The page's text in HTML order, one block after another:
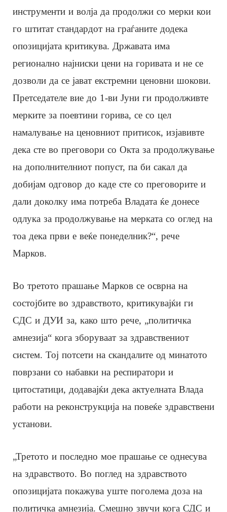
инструменти и волја да продолжи со мерки кои
го штитат стандардот на граѓаните додека
опозицијата критикува. Државата има
регионално најниски цени на горивата и не се
дозволи да се јават екстремни ценовни шокови.
Претседателе вие до 1-ви Јуни ги продолживте
мерките за поевтини горива, се со цел
намалување на ценовниот притисок, изјавивте
дека сте во преговори со Окта за продолжување
на дополнителниот попуст, па би сакал да
добијам одговор до каде сте со преговорите и
дали доколку има потреба Владата ќе донесе
одлука за продолжување на мерката со оглед на
тоа дека први е веќе понеделник?“, рече
Марков.
Во третото прашање Марков се осврна на
состојбите во здравството, критикувајќи ги
СДС и ДУИ за, како што рече, „политичка
амнезија“ кога зборуваат за здравствениот
систем. Тој потсети на скандалите од минатото
поврзани со набавки на респиратори и
цитостатици, додавајќи дека актуелната Влада
работи на реконструкција на повеќе здравствени
установи.
„Третото и последно мое прашање се однесува
на здравството. Во поглед на здравството
опозицијата покажува уште поголема доза на
политичка амнезија. Смешно звучи кога СДС и